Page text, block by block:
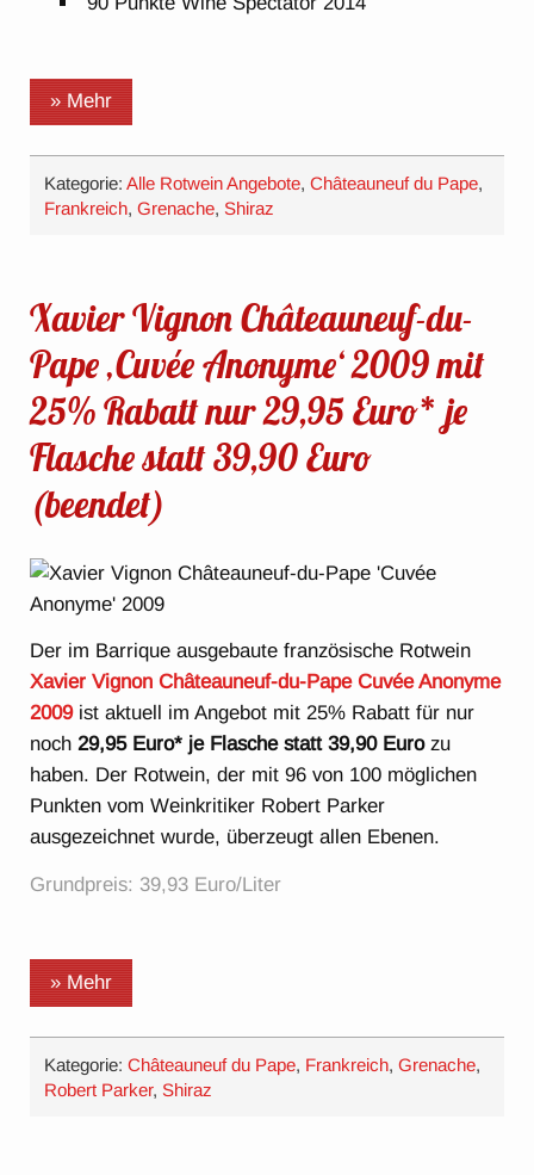
» Mehr
Kategorie:Alle Rotwein Angebote,Châteauneuf du Pape,
Frankreich,Grenache,Shiraz
Xavier Vignon Châteauneuf-du-
Pape ‚Cuvée Anonyme‘ 2009 mit
25% Rabatt nur 29,95 Euro* je
Flasche statt 39,90 Euro
(beendet)
Der im Barrique ausgebaute französische Rotwein
Xavier Vignon Châteauneuf-du-Pape Cuvée Anonyme
2009ist aktuell im Angebot mit 25% Rabatt für nur
noch29,95 Euro* je Flasche statt 39,90 Eurozu
haben. Der Rotwein, der mit 96 von 100 möglichen
Punkten vom Weinkritiker Robert Parker
ausgezeichnet wurde, überzeugt allen Ebenen.
Grundpreis: 39,93 Euro/Liter
» Mehr
Kategorie:Châteauneuf du Pape, Frankreich,Grenache,
Robert Parker,Shiraz